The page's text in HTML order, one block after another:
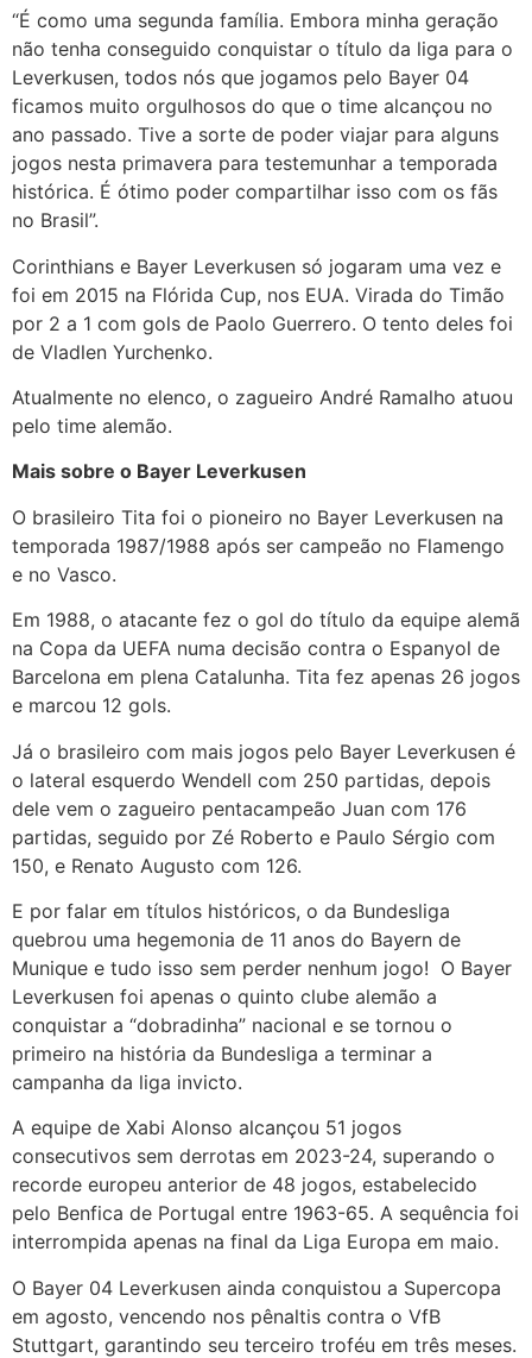
“É como uma segunda família. Embora minha geração
não tenha conseguido conquistar o título da liga para o
Leverkusen, todos nós que jogamos pelo Bayer 04
ficamos muito orgulhosos do que o time alcançou no
ano passado. Tive a sorte de poder viajar para alguns
jogos nesta primavera para testemunhar a temporada
histórica. É ótimo poder compartilhar isso com os fãs
no Brasil”.
Corinthians e Bayer Leverkusen só jogaram uma vez e
foi em 2015 na Flórida Cup, nos EUA. Virada do Timão
por 2 a 1 com gols de Paolo Guerrero. O tento deles foi
de Vladlen Yurchenko.
Atualmente no elenco, o zagueiro André Ramalho atuou
pelo time alemão.
Mais sobre o Bayer Leverkusen
O brasileiro Tita foi o pioneiro no Bayer Leverkusen na
temporada 1987/1988 após ser campeão no Flamengo
e no Vasco.
Em 1988, o atacante fez o gol do título da equipe alemã
na Copa da UEFA numa decisão contra o Espanyol de
Barcelona em plena Catalunha. Tita fez apenas 26 jogos
e marcou 12 gols.
Já o brasileiro com mais jogos pelo Bayer Leverkusen é
o lateral esquerdo Wendell com 250 partidas, depois
dele vem o zagueiro pentacampeão Juan com 176
partidas, seguido por Zé Roberto e Paulo Sérgio com
150, e Renato Augusto com 126.
E por falar em títulos históricos, o da Bundesliga
quebrou uma hegemonia de 11 anos do Bayern de
Munique e tudo isso sem perder nenhum jogo! O Bayer
Leverkusen foi apenas o quinto clube alemão a
conquistar a “dobradinha” nacional e se tornou o
primeiro na história da Bundesliga a terminar a
campanha da liga invicto.
A equipe de Xabi Alonso alcançou 51 jogos
consecutivos sem derrotas em 2023-24, superando o
recorde europeu anterior de 48 jogos, estabelecido
pelo Benfica de Portugal entre 1963-65. A sequência foi
interrompida apenas na final da Liga Europa em maio.
O Bayer 04 Leverkusen ainda conquistou a Supercopa
em agosto, vencendo nos pênaltis contra o VfB
Stuttgart, garantindo seu terceiro troféu em três meses.